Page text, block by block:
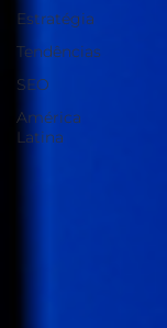
Estratégia
Tendências
SEO
América
Latina